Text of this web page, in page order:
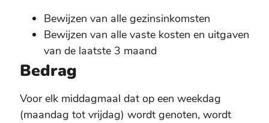
Bewijzen van alle gezinsinkomsten
Bewijzen van alle vaste kosten en uitgaven
van de laatste 3 maand
Bedrag
Voor elk middagmaal dat op een weekdag
(maandag tot vrijdag) wordt genoten, wordt